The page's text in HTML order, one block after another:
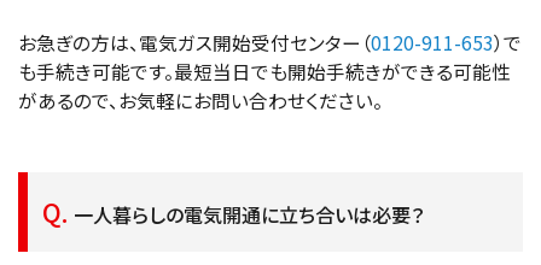
お急ぎの方は、電気ガス開始受付センター（0120-911-653）で
も手続き可能です。最短当日でも開始手続きができる可能性
があるので、お気軽にお問い合わせください。
一人暮らしの電気開通に立ち合いは必要？